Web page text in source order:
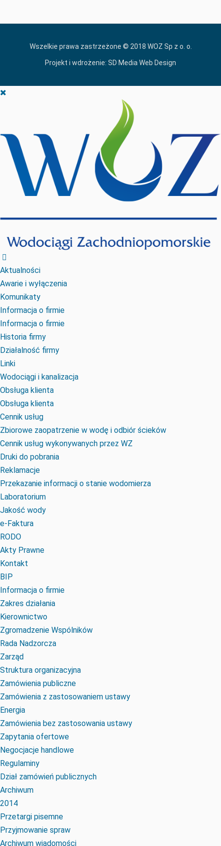
Wszelkie prawa zastrzeżone © 2018 WOZ Sp z o. o.
Projekt i wdrożenie: SD Media Web Design
Aktualności
Awarie i wyłączenia
Komunikaty
Informacja o firmie
Informacja o firmie
Historia firmy
Działalność firmy
Linki
Wodociągi i kanalizacja
Obsługa klienta
Obsługa klienta
Cennik usług
Zbiorowe zaopatrzenie w wodę i odbiór ścieków
Cennik usług wykonywanych przez WZ
Druki do pobrania
Reklamacje
Przekazanie informacji o stanie wodomierza
Laboratorium
Jakość wody
e-Faktura
RODO
Akty Prawne
Kontakt
BIP
Informacja o firmie
Zakres działania
Kierownictwo
Zgromadzenie Wspólników
Rada Nadzorcza
Zarząd
Struktura organizacyjna
Zamówienia publiczne
Zamówienia z zastosowaniem ustawy
Energia
Zamówienia bez zastosowania ustawy
Zapytania ofertowe
Negocjacje handlowe
Regulaminy
Dział zamówień publicznych
Archiwum
2014
Przetargi pisemne
Przyjmowanie spraw
Archiwum wiadomości